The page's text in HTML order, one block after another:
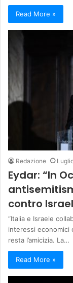
Read More »
Redazione
Eydar: “In
contro
“Italia e Israele
interessi economici
resta l’amicizia. La…
Read More »